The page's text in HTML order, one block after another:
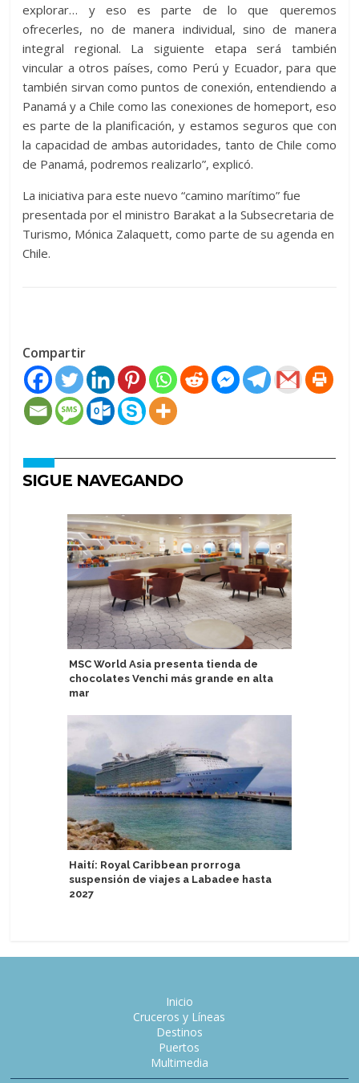
explorar… y eso es parte de lo que queremos
ofrecerles, no de manera individual, sino de manera
integral regional. La siguiente etapa será también
vincular a otros países, como Perú y Ecuador, para que
también sirvan como puntos de conexión, entendiendo a
Panamá y a Chile como las conexiones de homeport, eso
es parte de la planificación, y estamos seguros que con
la capacidad de ambas autoridades, tanto de Chile como
de Panamá, podremos realizarlo”, explicó.
La iniciativa para este nuevo “camino marítimo” fue
presentada por el ministro Barakat a la Subsecretaria de
Turismo, Mónica Zalaquett, como parte de su agenda en
Chile.
Compartir
SIGUE NAVEGANDO
MSC World Asia presenta tienda de
chocolates Venchi más grande en alta
mar
Haití: Royal Caribbean prorroga
suspensión de viajes a Labadee hasta
2027
Inicio
Cruceros y Líneas
Destinos
Puertos
Multimedia